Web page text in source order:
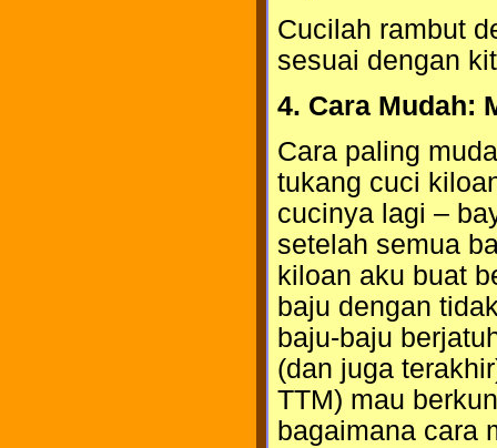
Cucilah rambut
sesuai dengan
4. Cara Mudah:
Cara paling
tukang cuci
cucinya lagi –
setelah semua
kiloan aku buat
baju dengan
baju-baju
(dan juga
TTM) mau
bagaimana cara